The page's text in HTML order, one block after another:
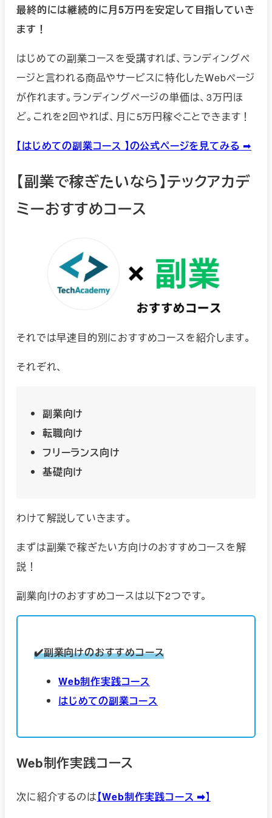
最終的には継続的に月5万円を安定して目指していき
ます！
はじめての副業コースを受講すれば、ランディングペ
ージと言われる商品やサービスに特化したWebページ
が作れます。ランディングページの単価は、3万円ほ
ど。これを2回やれば、月に5万円稼ぐことできます！
【はじめての副業コース 】の公式ページを見てみる ➡︎
【副業で稼ぎたいなら】テックアカデ
ミーおすすめコース
それでは早速目的別におすすめコースを紹介します。
それぞれ、
副業向け
転職向け
フリーランス向け
基礎向け
わけて解説していきます。
まずは副業で稼ぎたい方向けのおすすめコースを解
説！
副業向けのおすすめコースは以下2つです。
✔️副業向けのおすすめコース
Web制作実践コース
はじめての副業コース
Web制作実践コース
次に紹介するのは【Web制作実践コース ➡︎】